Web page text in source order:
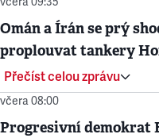
Omán a Írán se prý
proplouvat tankery
Přečíst celou zprávu
včera 08:00
Progresivní demokrat